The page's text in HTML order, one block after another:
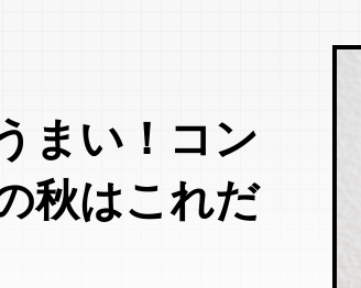
まい！コン
秋はこれだ